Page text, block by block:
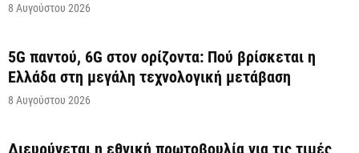
8 Αυγούστου 2026
5G παντού, 6G στον ορίζοντα: Πού βρίσκεται η
Ελλάδα στη μεγάλη τεχνολογική μετάβαση
8 Αυγούστου 2026
Διευρύνεται η εθνική πρωτοβουλία για τις τιμές